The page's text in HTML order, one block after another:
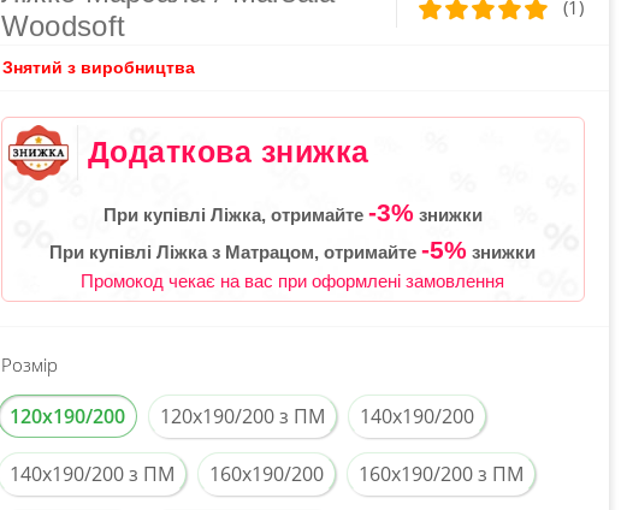
Woodsoft
(1)
Знятий з виробництва
Додаткова знижка
При купівлі Ліжка, отримайте -3%знижки
При купівлі Ліжка з Матрацом, отримайте-5% знижки
Промокод чекає на вас при оформлені замовлення
Розмір
120x190/200 120x190/200 з ПМ 140x190/200
140x190/200 з ПМ 160x190/200 160x190/200 з ПМ